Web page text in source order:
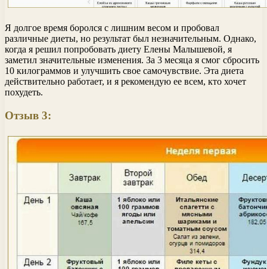
Я долгое время боролся с лишним весом и пробовал
различные диеты, но результат был незначительным. Однако,
когда я решил попробовать диету Елены Малышевой, я
заметил значительные изменения. За 3 месяца я смог сбросить
10 килограммов и улучшить свое самочувствие. Эта диета
действительно работает, и я рекомендую ее всем, кто хочет
похудеть.
Отзыв 3: